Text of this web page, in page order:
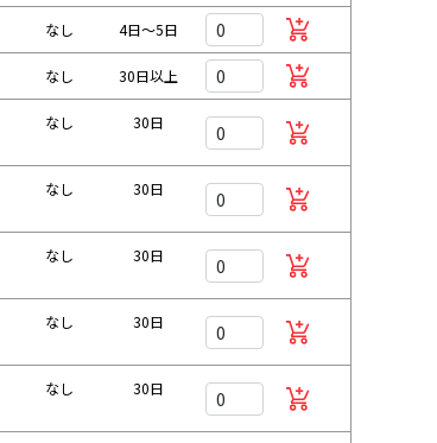
なし 4日～5日
なし 30日以上
なし 30日
なし 30日
なし 30日
なし 30日
なし 30日